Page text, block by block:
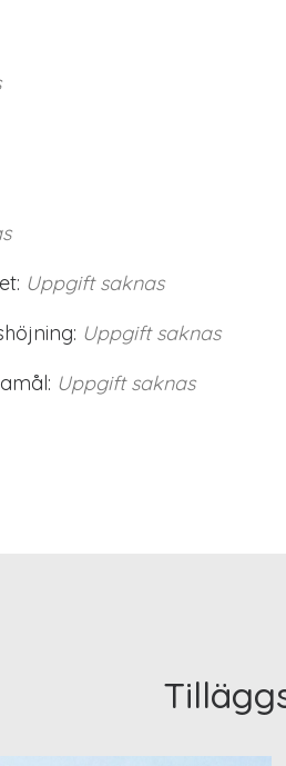
Uppgift saknas
Uppgift saknas
Uppgift saknas